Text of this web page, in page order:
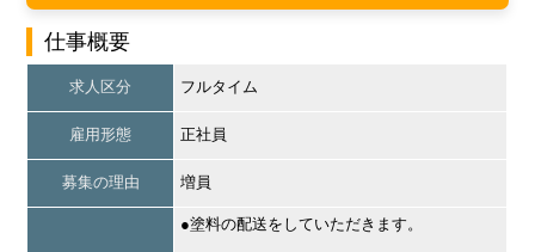
仕事概要
求人区分 フルタイム
雇用形態 正社員
募集の理由 増員
●塗料の配送をしていただきます。